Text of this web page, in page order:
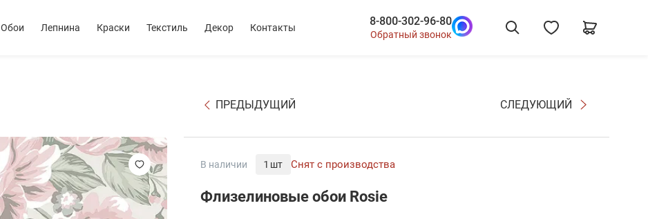
Обои Лепнина Краски Текстиль Декор Контакты 8-800-302-96-80
Обратный звонок
ПРЕДЫДУЩИЙ СЛЕДУЮЩИЙ
В наличии 1 шт Снят с производства
Флизелиновые обои Rosie